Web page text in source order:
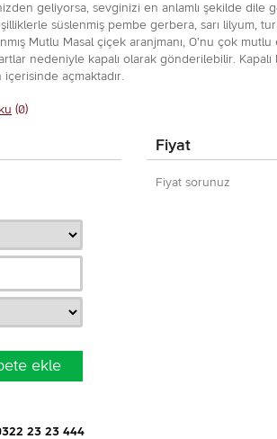
geliyorsa, sevginizi en anlamlı şekilde dile
süslenmiş pembe gerbera, sarı lilyum,
Mutlu Masal çiçek aranjmanı, O'nu çok mutlu
nedeniyle kapalı olarak gönderilebilir. Kapalı
içerisinde açmaktadır.
(0)
Fiyat
Fiyat sorunuz
23 23 444